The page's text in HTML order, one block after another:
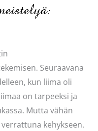
Seuraavana
kun liima oli
on tarpeeksi ja
Mutta vähän
kehykseen.